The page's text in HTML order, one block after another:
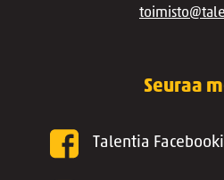
Seuraa
Talentia